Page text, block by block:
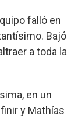
falló en
Bajó
a toda la
en un
y Mathías